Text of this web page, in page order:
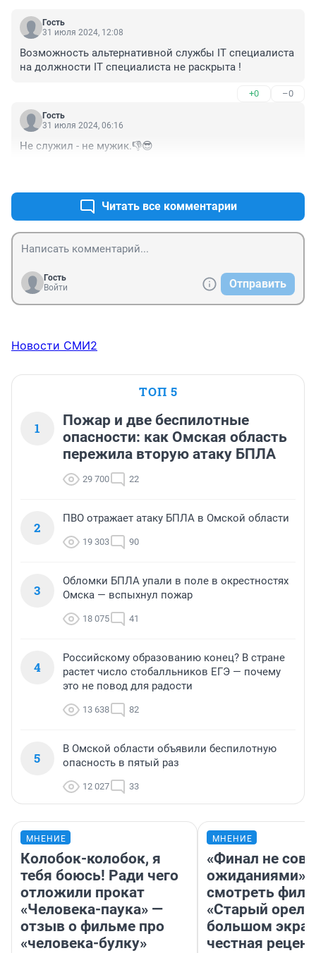
Гость
31 июля 2024, 12:08
Возможность альтернативной службы IT специалиста
на должности IT специалиста не раскрыта !
+0 –0
Гость
31 июля 2024, 06:16
Не служил - не мужик.👎😎
Читать все комментарии
Гость
Войти
Отправить
Новости СМИ2
ТОП 5
1
Пожар и две беспилотные
опасности: как Омская область
пережила вторую атаку БПЛА
29 700 22
2
ПВО отражает атаку БПЛА в Омской области
19 303 90
3
Обломки БПЛА упали в поле в окрестностях
Омска — вспыхнул пожар
18 075 41
4
Российскому образованию конец? В стране
растет число стобалльников ЕГЭ — почему
это не повод для радости
13 638 82
5
В Омской области объявили беспилотную
опасность в пятый раз
12 027 33
МНЕНИЕ
Колобок-колобок, я
тебя боюсь! Ради чего
отложили прокат
«Человека-паука» —
отзыв о фильме про
«человека-булку»
МНЕНИЕ
«Финал не
ожиданиями»:
смотреть
«Старый орел»
большом
честная